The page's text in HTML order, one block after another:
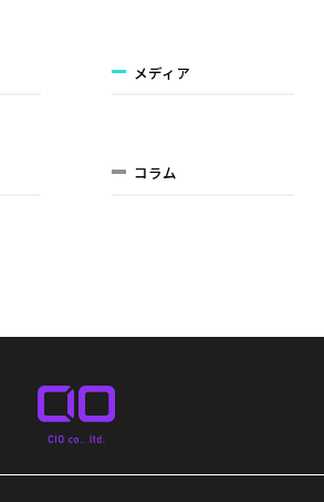
メディア
コラム